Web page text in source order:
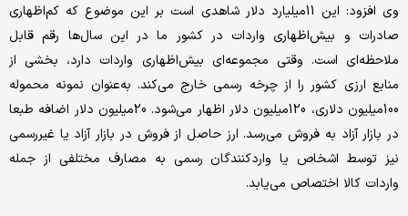
وی افزود: این 11‌میلیارد دلار شاهدی است بر این موضوع که کم‌اظهاری
صادرات و بیش‌اظهاری واردات در کشور ما در این سال‌ها رقم قابل
ملاحظه‌ای است. وقتی مجموعه‌ای بیش‌اظهاری واردات دارد، بخشی از
منابع ارزی کشور را از چرخه رسمی خارج می‌کند. به‌عنوان نمونه محموله
100‌میلیون دلاری، 120‌میلیون دلار اظهار می‌شود. 20‌میلیون دلار اضافه طبعا
در بازار آزاد به فروش می‌رسد. ارز حاصل از فروش در بازار آزاد یا غیررسمی
نیز توسط اشخاص یا واردکنندگان رسمی به مصارف مختلفی از جمله
واردات کالا اختصاص می‌یابد.